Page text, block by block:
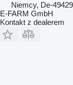
Niemcy, De-
E-FARM GmbH
Kontakt z dealerem